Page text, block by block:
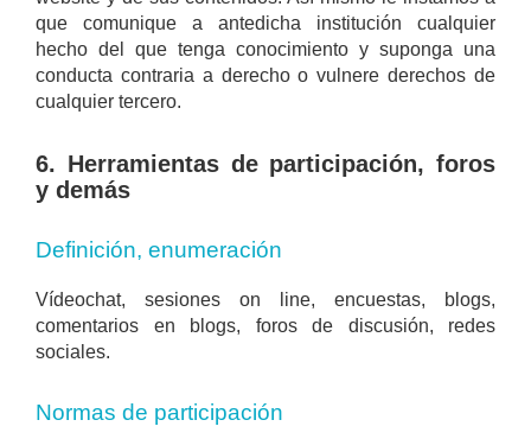
que comunique a antedicha institución cualquier
hecho del que tenga conocimiento y suponga una
conducta contraria a derecho o vulnere derechos de
cualquier tercero.
6. Herramientas de participación, foros
y demás
Definición, enumeración
Vídeochat, sesiones on line, encuestas, blogs,
comentarios en blogs, foros de discusión, redes
sociales.
Normas de participación